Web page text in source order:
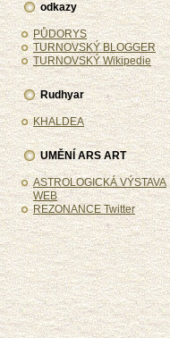
odkazy
PŮDORYS
TURNOVSKÝ BLOGGER
TURNOVSKÝ Wikipedie
Rudhyar
KHALDEA
UMĚNÍ ARS ART
ASTROLOGICKÁ VÝSTAVA
WEB
REZONANCE Twitter